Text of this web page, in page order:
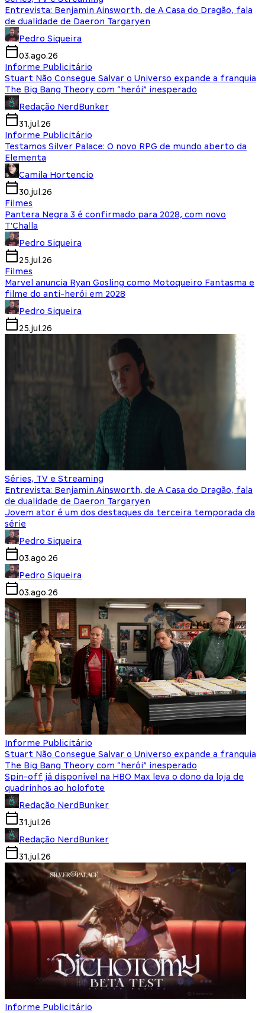
Entrevista: Benjamin Ainsworth, de A Casa do Dragão, fala
de dualidade de Daeron Targaryen
Pedro Siqueira
03.ago.26
Informe Publicitário
Stuart Não Consegue Salvar o Universo expande a franquia
The Big Bang Theory com “herói” inesperado
Redação NerdBunker
31.jul.26
Informe Publicitário
Testamos Silver Palace: O novo RPG de mundo aberto da
Elementa
Camila Hortencio
30.jul.26
Filmes
Pantera Negra 3 é confirmado para 2028, com novo
T'Challa
Pedro Siqueira
25.jul.26
Filmes
Marvel anuncia Ryan Gosling como Motoqueiro Fantasma e
filme do anti-herói em 2028
Pedro Siqueira
25.jul.26
Séries, TV e Streaming
Entrevista: Benjamin Ainsworth, de A Casa do Dragão, fala
de dualidade de Daeron Targaryen
Jovem ator é um dos destaques da terceira temporada da
série
Pedro Siqueira
03.ago.26
Pedro Siqueira
03.ago.26
Informe Publicitário
Stuart Não Consegue Salvar o Universo expande a franquia
The Big Bang Theory com “herói” inesperado
Spin-off já disponível na HBO Max leva o dono da loja de
quadrinhos ao holofote
Redação NerdBunker
31.jul.26
Redação NerdBunker
31.jul.26
Informe Publicitário